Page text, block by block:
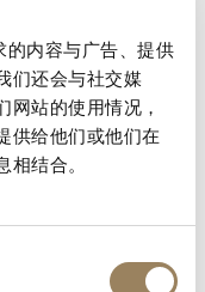
的内容与广告、提供
们还会与社交媒
网站的使用情况，
供给他们或他们在
结合。
。鉑金製成的擺陀
伯拉罕-路易．寶
鉑金引入製錶業
一樣。這款擺陀與
，令人回想起這